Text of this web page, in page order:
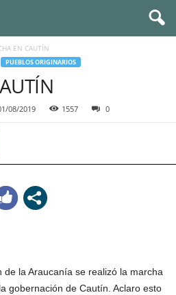
EN CAUTÍN
PUEBLOS ORIGINARIOS
08/2019 1557 0
la Araucanía se realizó la marcha
gobernación de Cautín. Aclaro esto